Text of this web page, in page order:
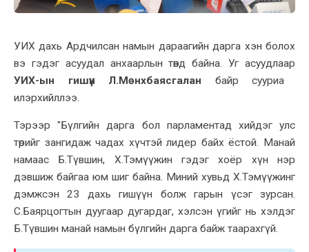
УИХ дахь Ардчилсан намын дараагийн дарга хэн болох
вэ гэдэг асуудал анхаарлын төвд байна. Уг асуудлаар
УИХ-ын гишүүн Л.Мөнхбаясгалан байр сууриа
илэрхийллээ.
Тэрээр "Бүлгийн дарга бол парламентад хийдэг улс
төрийг зангидаж чадах хүчтэй лидер байх ёстой. Манай
намаас Б.Түвшин, Х.Тэмүүжин гэдэг хоёр хүн нэр
дэвшиж байгаа юм шиг байна. Миний хувьд Х.Тэмүүжинг
дэмжсэн 23 дахь гишүүн болж гарын үсэг зурсан.
С.Баярцогтын дуугаар дугардаг, хэлсэн үгийг нь хэлдэг
Б.Түвшин манай намын бүлгийн дарга байж таарахгүй.